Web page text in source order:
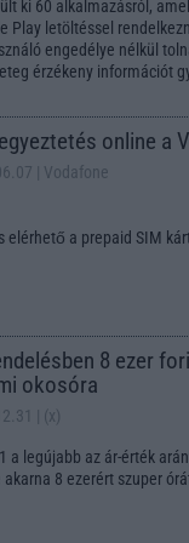
ki 60 alkalmazásról,
Play letöltéssel
engedélye nélkül
érzékeny információt
online a
| Vodafone
elérhető a prepaid SIM
8 ezer
okosóra
| (x)
a legújabb az ár-érték
8 ezerért szuper